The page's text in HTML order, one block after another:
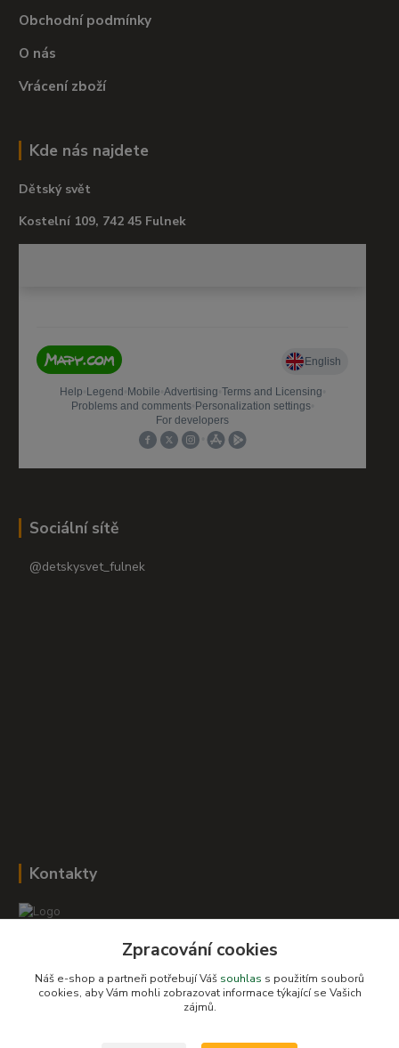
Obchodní podmínky
O nás
Vrácení zboží
Kde nás najdete
Dětský svět
Kostelní 109, 742 45 Fulnek
Sociální sítě
@detskysvet_fulnek
Kontakty
+420 604 278 943
obchod-detskysvet@seznam.cz
Zpracování cookies
Náš e-shop a partneři potřebují Váš souhlas s použitím souborů
cookies, aby Vám mohli zobrazovat informace týkající se Vašich
zájmů.